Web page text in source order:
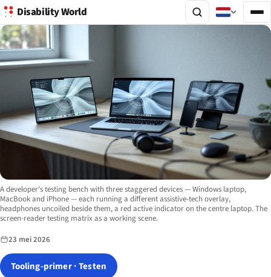
Disability World
Image description:
A developer's testing bench with three staggered devices — Windows laptop,
MacBook and iPhone — each running a different assistive-tech overlay,
headphones uncoiled beside them, a red active indicator on the centre laptop. The
screen-reader testing matrix as a working scene.
23 mei 2026
Tooling-primer · Testen